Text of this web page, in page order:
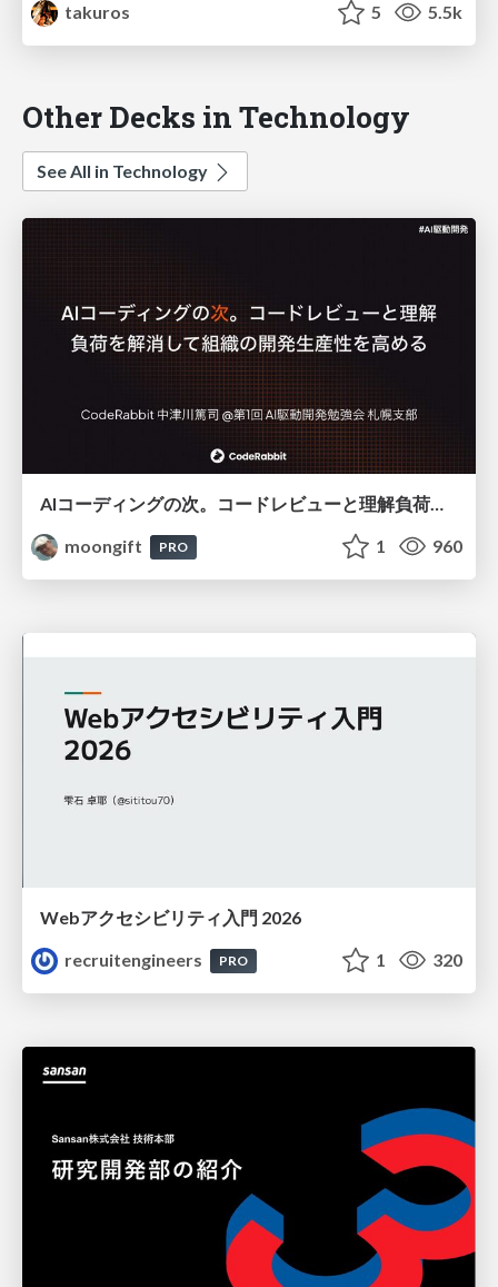
takuros
5 5.5k
Other Decks in Technology
See All in Technology
moongift
PRO 1 960
Webアクセシビリティ入門 2026
recruitengineers
PRO 1 320